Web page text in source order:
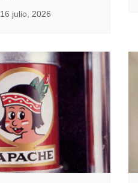
16 julio, 2026